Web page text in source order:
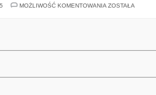
MOŻLIWOŚĆ KOMENTOWANIA W
ZOSTAŁA